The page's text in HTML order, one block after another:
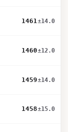
1461±14.0
1460±12.0
1459±14.0
1458±15.0